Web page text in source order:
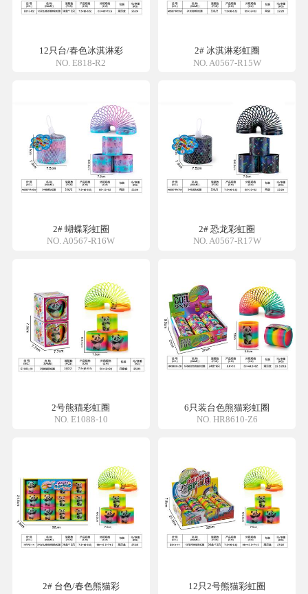
12只台/春色冰淇淋彩
NO. E818-R2
2# 冰淇淋彩虹圈
NO. A0567-R15W
2# 蝴蝶彩虹圈
NO. A0567-R16W
2# 恐龙彩虹圈
NO. A0567-R17W
2号熊猫彩虹圈
NO. E1088-10
6只装台色熊猫彩虹圈
NO. HR8610-Z6
2# 台色/春色熊猫彩
12只2号熊猫彩虹圈